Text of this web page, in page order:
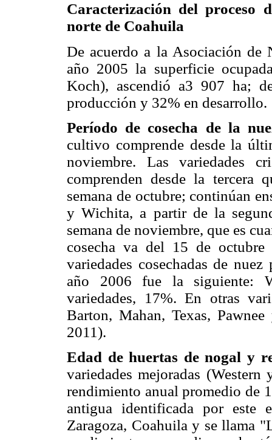
Caracterización del proceso
norte de Coahuila
De acuerdo a la Asociación de
año 2005 la superficie
Koch), ascendió a3 907 ha;
producción y 32% en desarrollo.
Período de cosecha de la
cultivo comprende desde la
noviembre. Las variedades
comprenden desde la tercera
semana de octubre; continúan
y Wichita, a partir de la
semana de noviembre, que es
cosecha va del 15 de
variedades cosechadas de
año 2006 fue la siguiente:
variedades, 17%. En otras
Barton, Mahan, Texas,
2011).
Edad de huertas de nogal y
variedades mejoradas
rendimiento anual promedio de
antigua identificada por este
Zaragoza, Coahuila y se llama